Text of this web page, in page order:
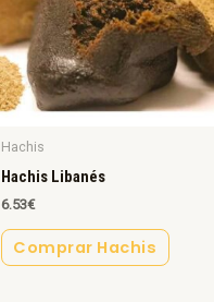
Hachis
Hachis Libanés
6.53€
Comprar Hachis